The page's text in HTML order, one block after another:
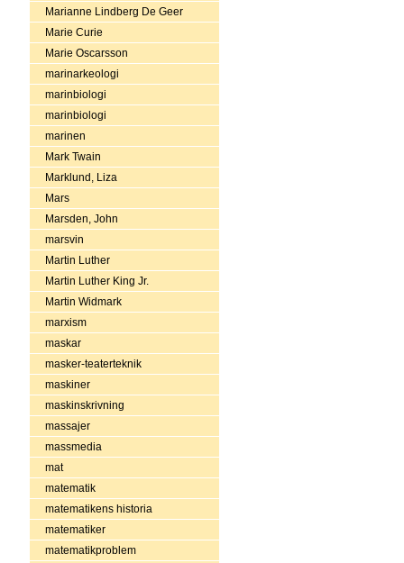
Marianne Lindberg De Geer
Marie Curie
Marie Oscarsson
marinarkeologi
marinbiologi
marinbiologi
marinen
Mark Twain
Marklund, Liza
Mars
Marsden, John
marsvin
Martin Luther
Martin Luther King Jr.
Martin Widmark
marxism
maskar
masker-teaterteknik
maskiner
maskinskrivning
massajer
massmedia
mat
matematik
matematikens historia
matematiker
matematikproblem